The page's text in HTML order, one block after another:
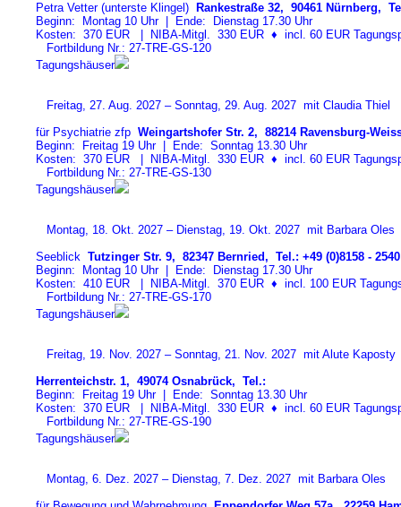
Petra Vetter (unterste Klingel)
Rankestraße 32, 90461 Nürnberg,
Beginn: Montag 10 Uhr | Ende: Dienstag 17.30 Uhr
Kosten: 370 EUR | NIBA-Mitgl. 330 EUR ♦ incl. 60 EUR
Fortbildung Nr.: 27-TRE-GS-120
Tagungshäuser
Freitag, 27. Aug. 2027 – Sonntag, 29. Aug. 2027 mit Claudia Thiel
für Psychiatrie zfp Weingartshofer Str. 2, 88214 Ravensburg-
Beginn: Freitag 19 Uhr | Ende: Sonntag 13.30 Uhr
Kosten: 370 EUR | NIBA-Mitgl. 330 EUR ♦ incl. 60 EUR
Fortbildung Nr.: 27-TRE-GS-130
Tagungshäuser
Montag, 18. Okt. 2027 – Dienstag, 19. Okt. 2027 mit Barbara Oles
Seeblick Tutzinger Str. 9, 82347 Bernried, Tel.: +49 (0)8158 - 2540
Beginn: Montag 10 Uhr | Ende: Dienstag 17.30 Uhr
Kosten: 410 EUR | NIBA-Mitgl. 370 EUR ♦ incl. 100 EUR
Fortbildung Nr.: 27-TRE-GS-170
Tagungshäuser
Freitag, 19. Nov. 2027 – Sonntag, 21. Nov. 2027 mit Alute Kaposty
Herrenteichstr. 1, 49074 Osnabrück, Tel.:
Beginn: Freitag 19 Uhr | Ende: Sonntag 13.30 Uhr
Kosten: 370 EUR | NIBA-Mitgl. 330 EUR ♦ incl. 60 EUR
Fortbildung Nr.: 27-TRE-GS-190
Tagungshäuser
Montag, 6. Dez. 2027 – Dienstag, 7. Dez. 2027 mit Barbara Oles